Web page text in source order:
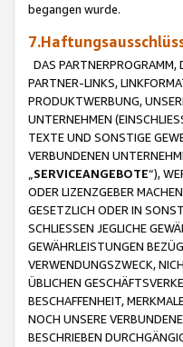
begangen wurde.
DAS
PARTNER-LINKS,
PRODUKTWERBUNG,
UNTERNEHMEN
TEXTE UND SONSTIGE
VERBUNDENEN
SERVICEANGEBOTE“),
ODER LIZENZGEBER
GESETZLICH ODER IN
SCHLIESSEN JEGLICHE
GEWÄHRLEISTUNGEN
VERWENDUNGSZWECK,
ÜBLICHEN
BESCHAFFENHEIT,
NOCH UNSERE
BESCHRIEBEN